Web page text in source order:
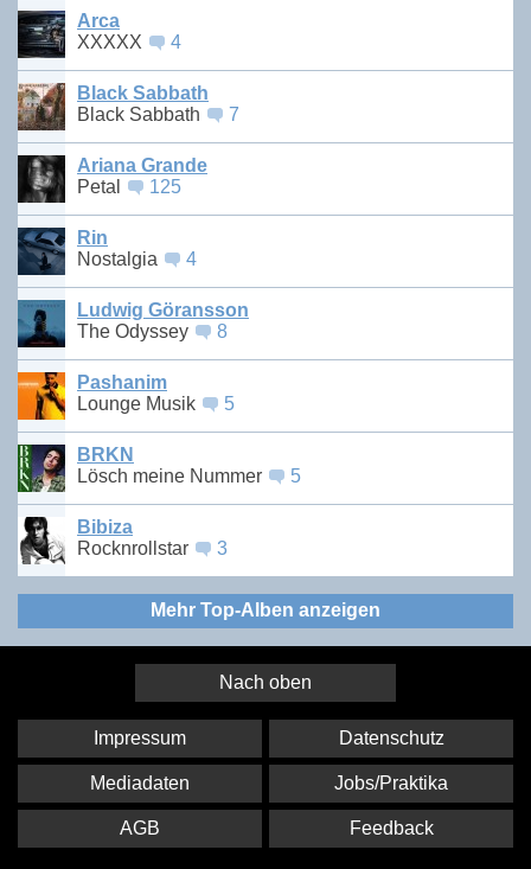
Arca
XXXXX
4
Black Sabbath
Black Sabbath
7
Ariana Grande
Petal
125
Rin
Nostalgia
4
Ludwig Göransson
The Odyssey
8
Pashanim
Lounge Musik
5
BRKN
Lösch meine Nummer
5
Bibiza
Rocknrollstar
3
Mehr Top-Alben anzeigen
Nach oben
Impressum Datenschutz
Mediadaten Jobs/Praktika
AGB Feedback